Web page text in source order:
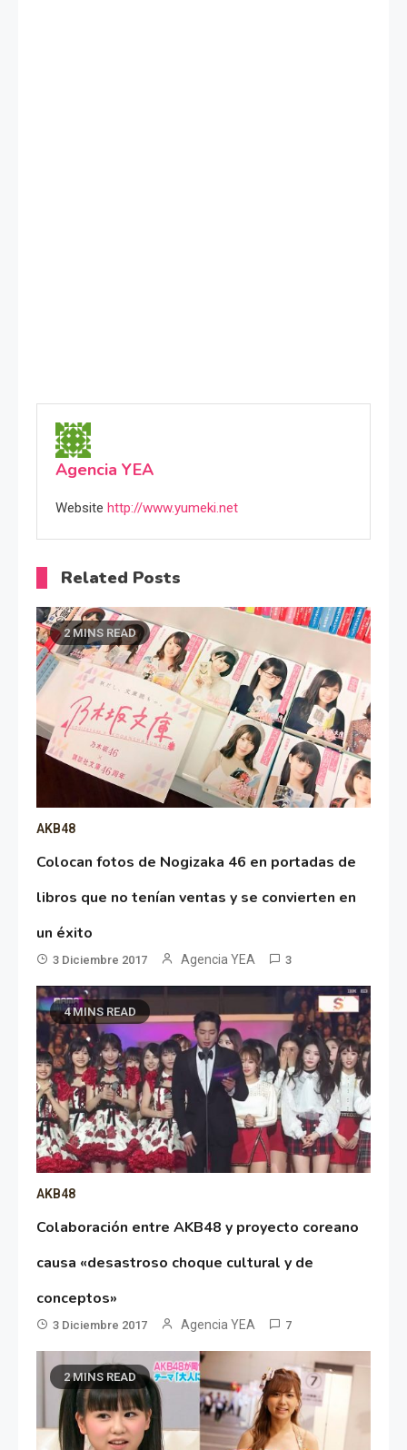
Agencia YEA
Website http://www.yumeki.net
Related Posts
2 MINS READ
AKB48
Colocan fotos de Nogizaka 46 en portadas de
libros que no tenían ventas y se convierten en
un éxito
3 Diciembre 2017 Agencia YEA 3
4 MINS READ
AKB48
Colaboración entre AKB48 y proyecto coreano
causa «desastroso choque cultural y de
conceptos»
3 Diciembre 2017 Agencia YEA 7
2 MINS READ